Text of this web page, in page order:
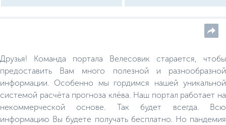
Друзья! Команда портала Велесовик старается, чтобы
предоставить Вам много полезной и разнообразной
информации. Особенно мы гордимся нашей уникальной
системой расчёта прогноза клёва. Наш портал работает на
некоммерческой основе. Так будет всегда. Всю
информацию Вы будете получать бесплатно. Но пандемия